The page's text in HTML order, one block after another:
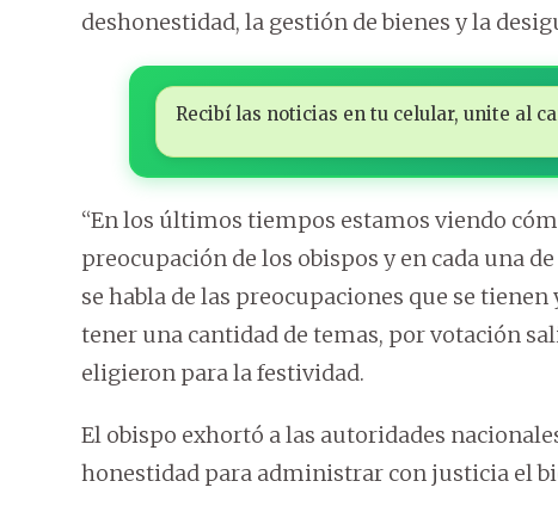
deshonestidad, la gestión de bienes y la
Recibí las noticias en tu celular, unite al
“En los últimos tiempos estamos viendo
preocupación de los obispos y en cada una
se habla de las preocupaciones que se
tener una cantidad de temas, por votación
eligieron para la festividad.
El obispo exhortó a las autoridades
honestidad para administrar con justicia el